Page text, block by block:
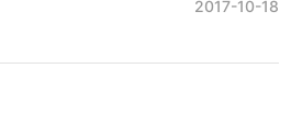
2017-10-18